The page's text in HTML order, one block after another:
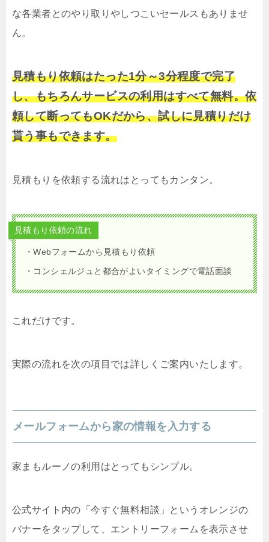
な各業者とのやり取りやしつこいセールスもありませ
ん。
見積もり依頼はたった1分～3分程度で完了
し、もちろんサービスの利用はすべて無料。依
頼して断ってもOKだから、試しに見積りだけ
貰う事もできます。
見積もりを依頼する流れはとってもカンタン。
見積もり依頼の流れ
・Webフォームから見積もり依頼
・コンシェルジュと都合がよいタイミングで電話面談
これだけです。
実際の流れを次の項目では詳しくご案内いたします。
メールフォームから家の情報を入力する
家まもルーノの利用はとってもシンプル。
公式サイト内の「今すぐ無料相談」というオレンジの
バナーをタップして、エントリーフォームを表示させ